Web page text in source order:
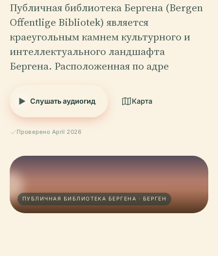
Публичная библиотека Бергена (Bergen
Offentlige Bibliotek) является
краеугольным камнем культурного и
интеллектуального ландшафта
Бергена. Расположенная по адре
Слушать аудиогид Карта
Проверено April 2026
ПУБЛИЧНАЯ БИБЛИОТЕКА БЕРГЕНА · БЕРГЕН